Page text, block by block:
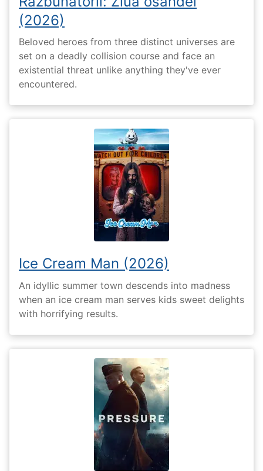
(2026)
Beloved heroes from three distinct universes are
set on a deadly collision course and face an
existential threat unlike anything they've ever
encountered.
Ice Cream Man (2026)
An idyllic summer town descends into madness
when an ice cream man serves kids sweet delights
with horrifying results.